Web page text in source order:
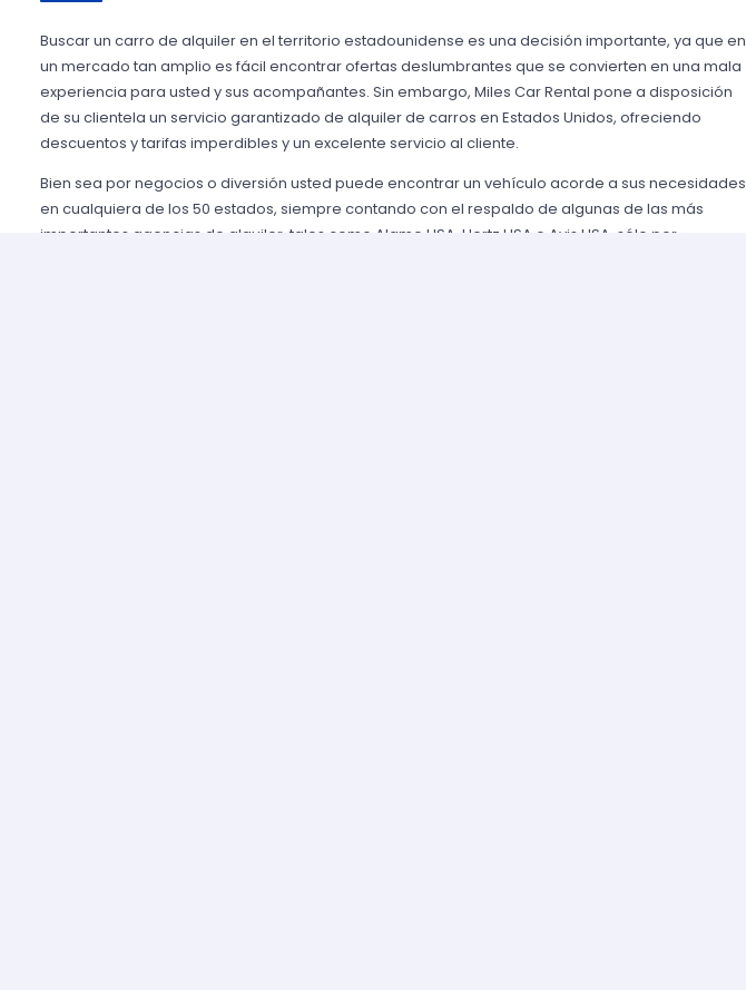
Buscar un carro de alquiler en el territorio estadounidense es una decisión importante, ya que en
un mercado tan amplio es fácil encontrar ofertas deslumbrantes que se convierten en una mala
experiencia para usted y sus acompañantes. Sin embargo, Miles Car Rental pone a disposición
de su clientela un servicio garantizado de alquiler de carros en Estados Unidos, ofreciendo
descuentos y tarifas imperdibles y un excelente servicio al cliente.
Bien sea por negocios o diversión usted puede encontrar un vehículo acorde a sus necesidades
en cualquiera de los 50 estados, siempre contando con el respaldo de algunas de las más
importantes agencias de alquiler, tales como Alamo USA, Hertz USA o Avis USA, sólo por